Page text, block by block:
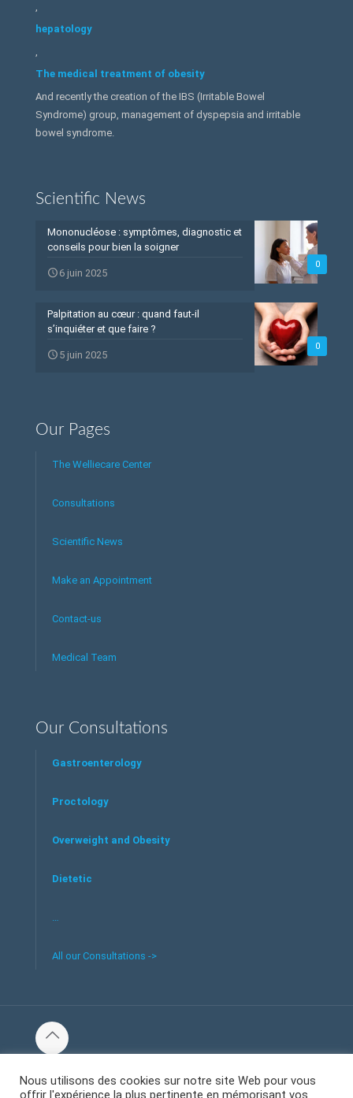
,
hepatology
,
The medical treatment of obesity
And recently the creation of the IBS (Irritable Bowel
Syndrome) group, management of dyspepsia and irritable
bowel syndrome.
Scientific News
0
Mononucléose : symptômes, diagnostic et
conseils pour bien la soigner
6 juin 2025
0
Palpitation au cœur : quand faut-il
s’inquiéter et que faire ?
5 juin 2025
Our Pages
The Welliecare Center
Consultations
Scientific News
Make an Appointment
Contact-us
Medical Team
Our Consultations
Gastroenterology
Proctology
Overweight and Obesity
Dietetic
…
All our Consultations ->
être Welliecare -
Nous utilisons des cookies sur notre site Web pour vous
offrir l'expérience la plus pertinente en mémorisant vos